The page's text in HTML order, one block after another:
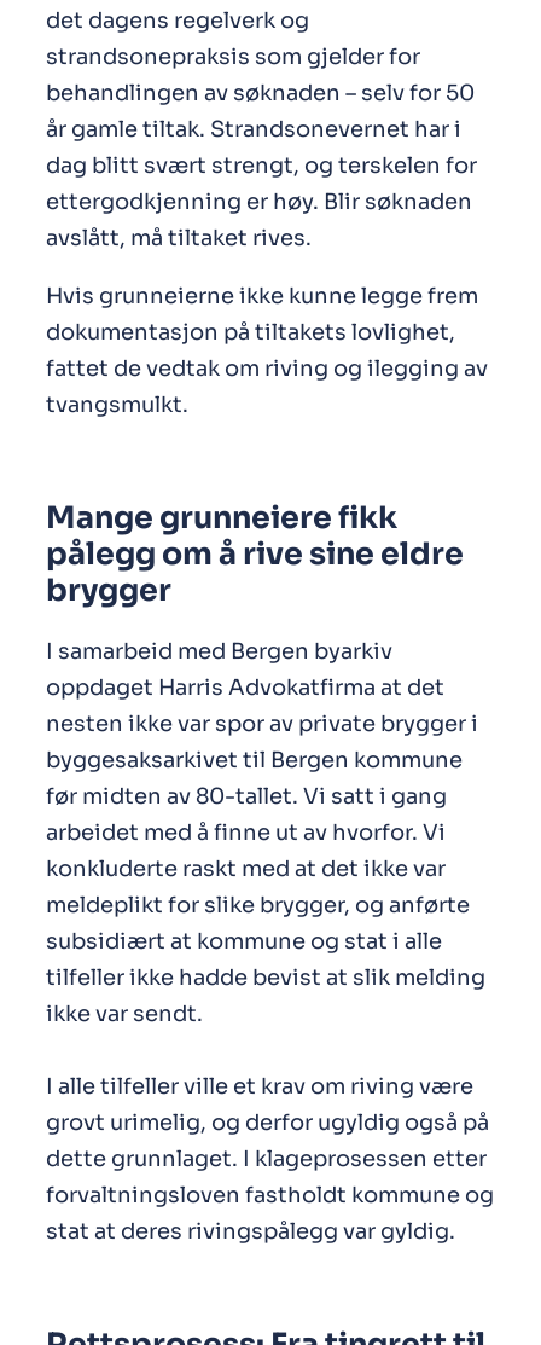
det dagens regelverk og
strandsonepraksis som gjelder for
behandlingen av søknaden – selv for 50
år gamle tiltak. Strandsonevernet har i
dag blitt svært strengt, og terskelen for
ettergodkjenning er høy. Blir søknaden
avslått, må tiltaket rives.
Hvis grunneierne ikke kunne legge frem
dokumentasjon på tiltakets lovlighet,
fattet de vedtak om riving og ilegging av
tvangsmulkt.
Mange grunneiere fikk
pålegg om å rive sine eldre
brygger
I samarbeid med Bergen byarkiv
oppdaget Harris Advokatfirma at det
nesten ikke var spor av private brygger i
byggesaksarkivet til Bergen kommune
før midten av 80-tallet. Vi satt i gang
arbeidet med å finne ut av hvorfor. Vi
konkluderte raskt med at det ikke var
meldeplikt for slike brygger, og anførte
subsidiært at kommune og stat i alle
tilfeller ikke hadde bevist at slik melding
ikke var sendt.
I alle tilfeller ville et krav om riving være
grovt urimelig, og derfor ugyldig også på
dette grunnlaget. I klageprosessen etter
forvaltningsloven fastholdt kommune og
stat at deres rivingspålegg var gyldig.